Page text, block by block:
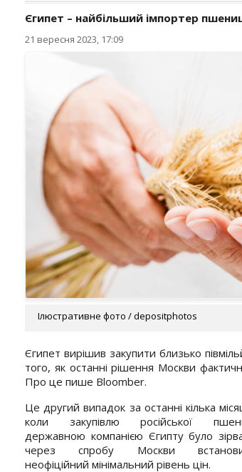
Єгипет – найбільший імпортер
21 вересня 2023, 17:09
Ілюстративне фото / depositphotos
Єгипет вирішив закупити близько
того, як останні рішення Москви
Про це пише Bloomber.
Це другий випадок за останні кілька
коли закупівлю російської
державною компанією Єгипту було
через спробу Москви
неофіційний мінімальний рівень цін.